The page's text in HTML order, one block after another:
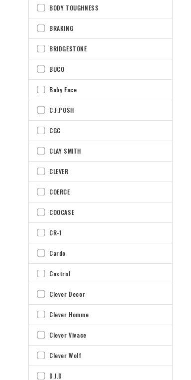
BODY TOUGHNESS
BRAKING
BRIDGESTONE
BUCO
Baby Face
C.F.POSH
CGC
CLAY SMITH
CLEVER
COERCE
COOCASE
CR-1
Cardo
Castrol
Clever Decor
Clever Homme
Clever Vivace
Clever Wolf
D.I.D